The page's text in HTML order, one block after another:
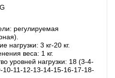
регулируемая
нагрузки: 3 кг-20 кг.
веса: 1 кг.
уровней нагрузки: 18 (3-4-
10-11-12-13-14-15-16-17-18-